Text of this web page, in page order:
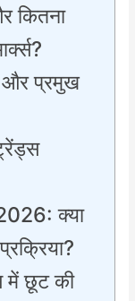
कितना
और प्रमुख
क्या
में छूट की